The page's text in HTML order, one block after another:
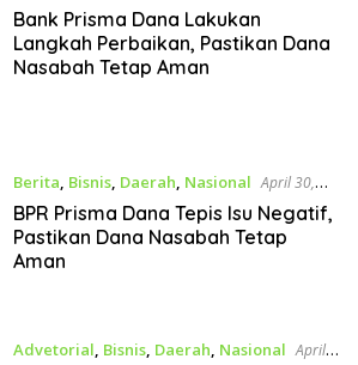
Bank Prisma Dana Lakukan
Langkah Perbaikan, Pastikan Dana
Nasabah Tetap Aman
Berita, Bisnis, Daerah, Nasional April 30,
2026
BPR Prisma Dana Tepis Isu Negatif,
Pastikan Dana Nasabah Tetap
Aman
Advetorial, Bisnis, Daerah, Nasional April